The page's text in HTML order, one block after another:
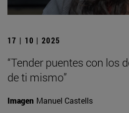
17 | 10 | 2025
“Tender puentes con los
de ti mismo”
Imagen Manuel Castells